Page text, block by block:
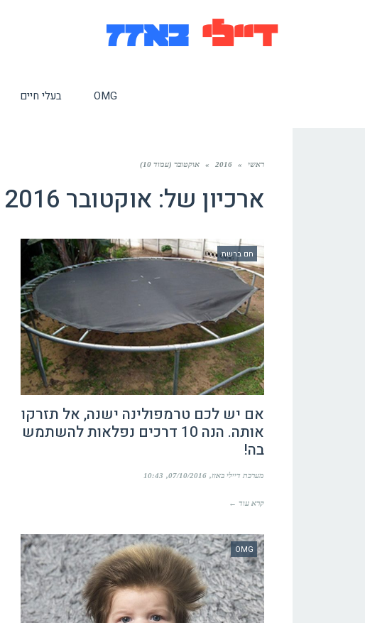
OMG בעלי חיים
ראשי »
2016
» אוקטובר (עמוד 10)
ארכיון של: אוקטובר 2016
חם ברשת
אם יש לכם טרמפולינה ישנה, אל תזרקו
אותה. הנה 10 דרכים נפלאות להשתמש
בה!
מערכת דיילי באזז 07/10/2016
10:43
קרא עוד ←
OMG